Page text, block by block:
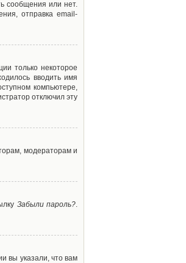
сообщения или нет.
отправка email-
только некоторое
вводить имя
компьютере,
отключил эту
модераторам и
Забыли пароль?.
вы указали, что вам